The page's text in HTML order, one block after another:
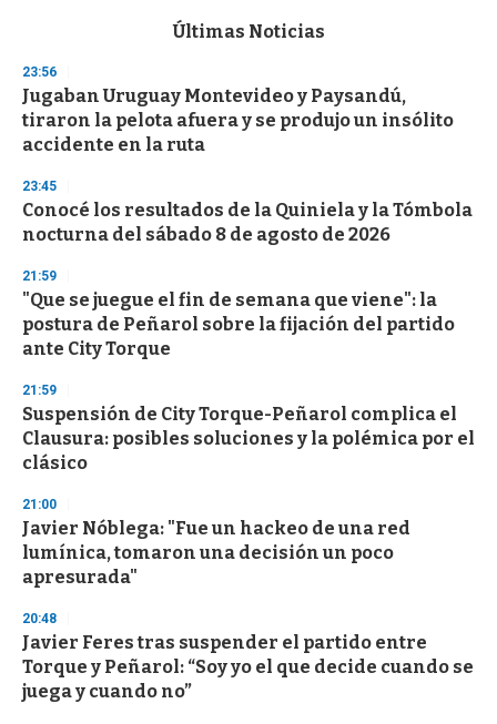
d
s
o
f
3
s
e
c
o
d
s
Últimas Noticias
23:56
Jugaban Uruguay Montevideo y Paysandú,
tiraron la pelota afuera y se produjo un insólito
accidente en la ruta
23:45
Conocé los resultados de la Quiniela y la Tómbola
nocturna del sábado 8 de agosto de 2026
21:59
"Que se juegue el fin de semana que viene": la
postura de Peñarol sobre la fijación del partido
ante City Torque
21:59
Suspensión de City Torque-Peñarol complica el
Clausura: posibles soluciones y la polémica por el
clásico
21:00
Javier Nóblega: "Fue un hackeo de una red
lumínica, tomaron una decisión un poco
apresurada"
20:48
Javier Feres tras suspender el partido entre
Torque y Peñarol: “Soy yo el que decide cuando se
juega y cuando no”